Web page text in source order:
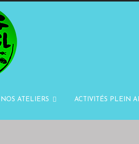
NOS ATELIERS ACTIVITÉS PLEIN